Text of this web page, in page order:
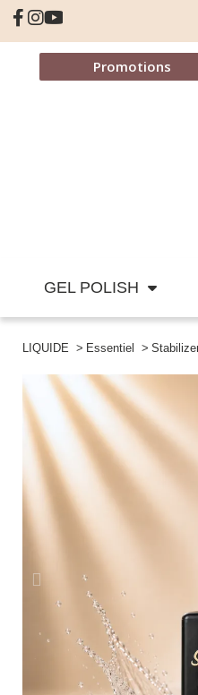
Promotions
GEL POLISH
LIQUIDE Essentiel